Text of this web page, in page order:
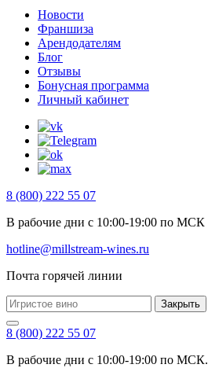
Новости
Франшиза
Арендодателям
Блог
Отзывы
Бонусная программа
Личный кабинет
8 (800) 222 55 07
В рабочие дни с 10:00-19:00 по МСК
hotline@millstream-wines.ru
Почта горячей линии
Закрыть
8 (800) 222 55 07
В рабочие дни с 10:00-19:00 по МСК.